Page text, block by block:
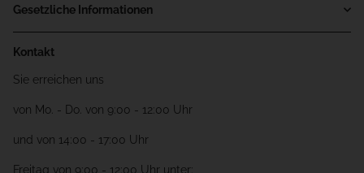
Gesetzliche Informationen
Kontakt
Sie erreichen uns
von Mo. - Do. von 9:00 - 12:00 Uhr
und von 14:00 - 17:00 Uhr
Freitag von 9:00 - 12:00 Uhr unter: